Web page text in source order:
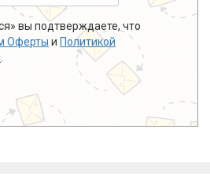
вы подтверждаете, что
Оферты и Политикой